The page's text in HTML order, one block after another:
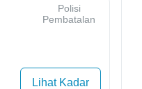
Polisi
Pembatalan
Lihat Kadar